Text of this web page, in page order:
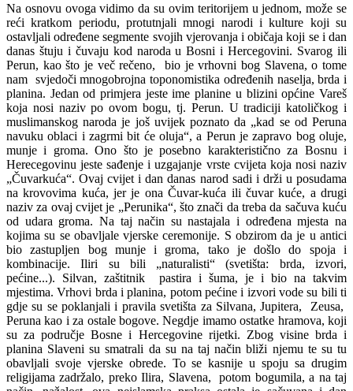
Na osnovu ovoga vidimo da su ovim teritorijem u jednom, može se
reći kratkom periodu, protutnjali mnogi narodi i kulture koji su
ostavljali određene segmente svojih vjerovanja i običaja koji se i dan
danas štuju i čuvaju kod naroda u Bosni i Hercegovini. Svarog ili
Perun, kao što je več rečeno, bio je vrhovni bog Slavena, o tome
nam svjedoči mnogobrojna toponomistika određenih naselja, brda i
planina. Jedan od primjera jeste ime planine u blizini općine Vareš
koja nosi naziv po ovom bogu, tj. Perun. U tradiciji katoličkog i
muslimanskog naroda je još uvijek poznato da „kad se od Peruna
navuku oblaci i zagrmi bit će oluja“, a Perun je zapravo bog oluje,
munje i groma. Ono što je posebno karakteristično za Bosnu i
Herecegovinu jeste sađenje i uzgajanje vrste cvijeta koja nosi naziv
„Čuvarkuća“. Ovaj cvijet i dan danas narod sadi i drži u posudama
na krovovima kuća, jer je ona Čuvar-kuća ili čuvar kuće, a drugi
naziv za ovaj cvijet je „Perunika“, što znači da treba da sačuva kuću
od udara groma. Na taj način su nastajala i određena mjesta na
kojima su se obavljale vjerske ceremonije. S obzirom da je u antici
bio zastupljen bog munje i groma, tako je došlo do spoja i
kombinacije. Iliri su bili „naturalisti“ (svetišta: brda, izvori,
pećine...). Silvan, zaštitnik pastira i šuma, je i bio na takvim
mjestima. Vrhovi brda i planina, potom pećine i izvori vode su bili ti
gdje su se poklanjali i pravila svetišta za Silvana, Jupitera, Zeusa,
Peruna kao i za ostale bogove. Negdje imamo ostatke hramova, koji
su za područje Bosne i Hercegovine rijetki. Zbog visine brda i
planina Slaveni su smatrali da su na taj način bliži njemu te su tu
obavljali svoje vjerske obrede. To se kasnije u spoju sa drugim
religijama zadržalo, preko Ilira, Slavena, potom bogumila, a na taj